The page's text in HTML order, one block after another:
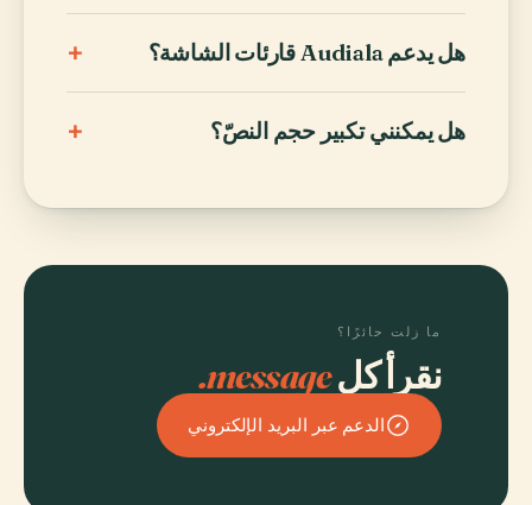
هل يدعم Audiala قارئات الشاشة؟ +
هل يمكنني تكبير حجم النصّ؟ +
ما زلت حائرًا؟
نقرأ كلmessage.
الدعم عبر البريد الإلكتروني